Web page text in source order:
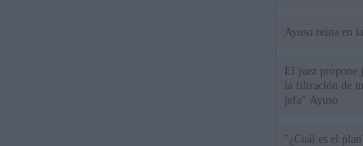
Ayuso reina en
El juez propone
la filtración de
jefa" Ayuso
"¿Cuál es el